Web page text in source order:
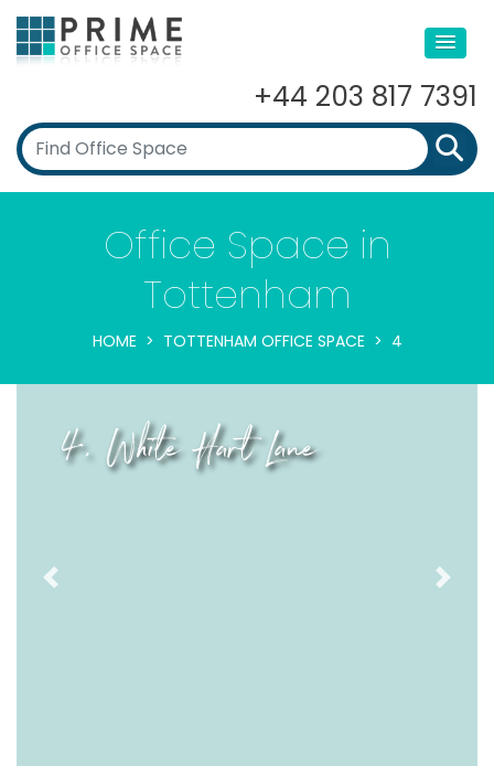
+44 203 817 7391
Office Space in
Tottenham
HOME TOTTENHAM OFFICE SPACE 4
4, White Hart Lane
Previous Next